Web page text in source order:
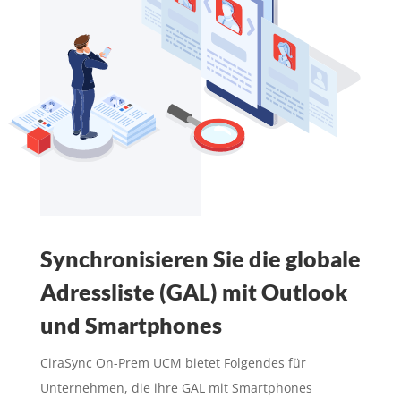
Synchronisieren Sie die globale
Adressliste (GAL) mit Outlook
und Smartphones
CiraSync On-Prem UCM bietet Folgendes für
Unternehmen, die ihre GAL mit Smartphones